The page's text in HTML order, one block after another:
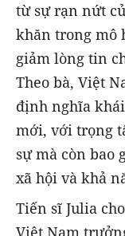
từ sự rạn nứt
khăn trong mô
giảm lòng tin
Theo bà, Việt
định nghĩa
mới, với trọng
sự mà còn bao
xã hội và khả
Tiến sĩ Julia
Việt Nam